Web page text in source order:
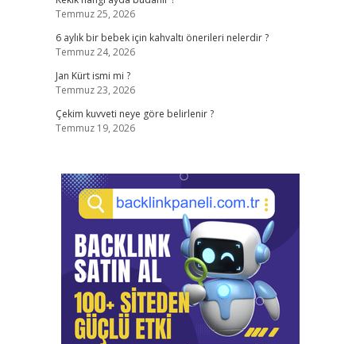
Temmuz 25, 2026
6 aylık bir bebek için kahvaltı önerileri nelerdir ?
Temmuz 24, 2026
Jan Kürt ismi mi ?
Temmuz 23, 2026
Çekim kuvveti neye göre belirlenir ?
Temmuz 19, 2026